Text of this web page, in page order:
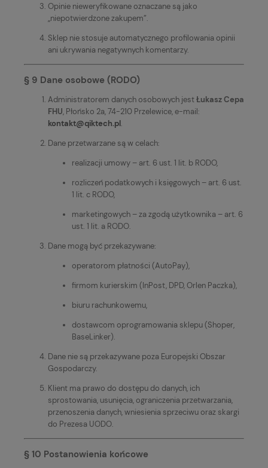
Opinie nieweryfikowane oznaczane są jako
„niepotwierdzone zakupem”.
Sklep nie stosuje automatycznego profilowania opinii
ani ukrywania negatywnych komentarzy.
§ 9 Dane osobowe (RODO)
Administratorem danych osobowych jestŁukasz Cepa
FHU, Płońsko 2a, 74-210 Przelewice, e-mail:
kontakt@qiktech.pl.
Dane przetwarzane są w celach:
realizacji umowy – art. 6 ust. 1 lit. b RODO,
rozliczeń podatkowych i księgowych – art. 6 ust.
1 lit. c RODO,
marketingowych – za zgodą użytkownika – art. 6
ust. 1 lit. a RODO.
Dane mogą być przekazywane:
operatorom płatności (AutoPay),
firmom kurierskim (InPost, DPD, Orlen Paczka),
biuru rachunkowemu,
dostawcom oprogramowania sklepu (Shoper,
BaseLinker).
Dane nie są przekazywane poza Europejski Obszar
Gospodarczy.
Klient ma prawo do dostępu do danych, ich
sprostowania, usunięcia, ograniczenia przetwarzania,
przenoszenia danych, wniesienia sprzeciwu oraz skargi
do Prezesa UODO.
§ 10 Postanowienia końcowe